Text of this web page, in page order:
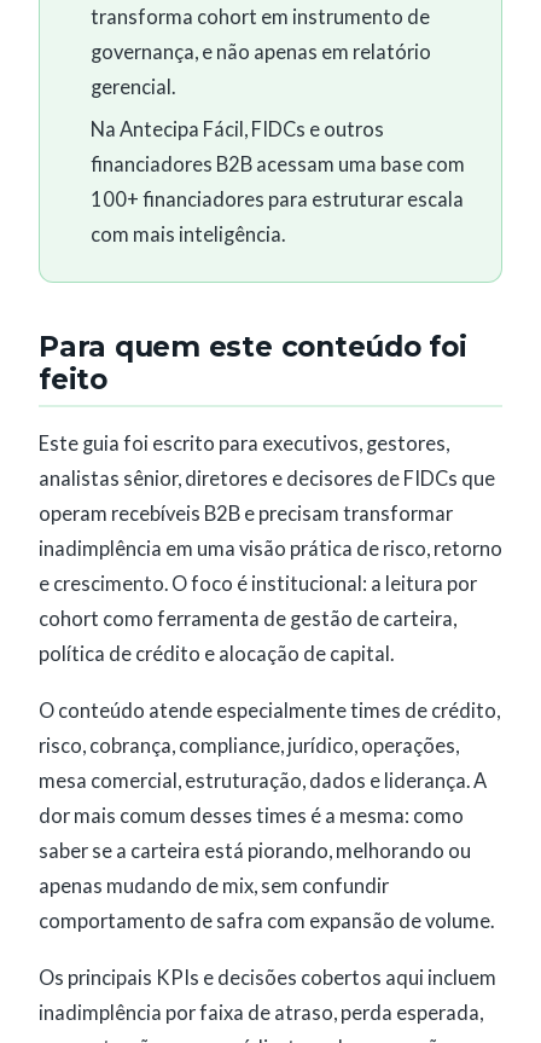
transforma cohort em instrumento de
governança, e não apenas em relatório
gerencial.
Na Antecipa Fácil, FIDCs e outros
financiadores B2B acessam uma base com
100+ financiadores para estruturar escala
com mais inteligência.
Para quem este conteúdo foi
feito
Este guia foi escrito para executivos, gestores,
analistas sênior, diretores e decisores de FIDCs que
operam recebíveis B2B e precisam transformar
inadimplência em uma visão prática de risco, retorno
e crescimento. O foco é institucional: a leitura por
cohort como ferramenta de gestão de carteira,
política de crédito e alocação de capital.
O conteúdo atende especialmente times de crédito,
risco, cobrança, compliance, jurídico, operações,
mesa comercial, estruturação, dados e liderança. A
dor mais comum desses times é a mesma: como
saber se a carteira está piorando, melhorando ou
apenas mudando de mix, sem confundir
comportamento de safra com expansão de volume.
Os principais KPIs e decisões cobertos aqui incluem
inadimplência por faixa de atraso, perda esperada,